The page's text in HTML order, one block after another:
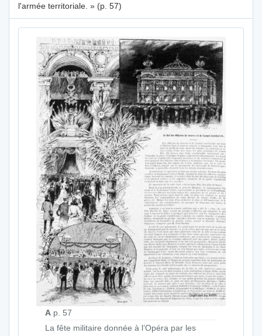
l'armée territoriale. » (p. 57)
A p. 57
La fête militaire donnée à l’Opéra par les